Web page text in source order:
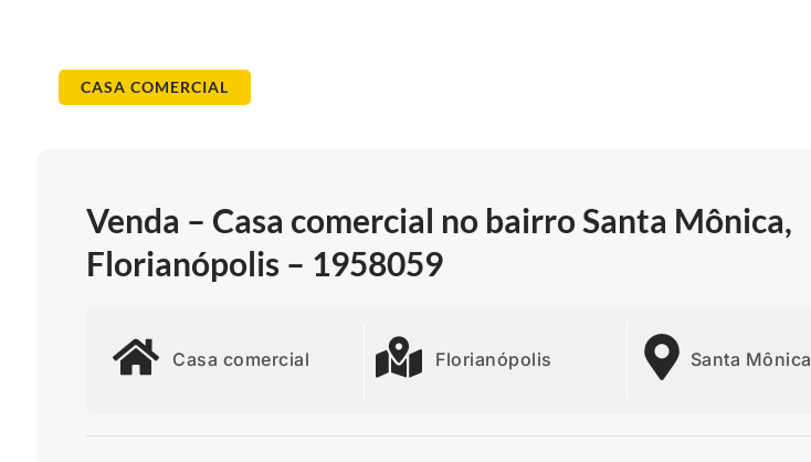
CASA COMERCIAL
Venda – Casa comercial no bairro Santa Mônica,
Florianópolis – 1958059
Casa comercial Florianópolis Santa Mônica